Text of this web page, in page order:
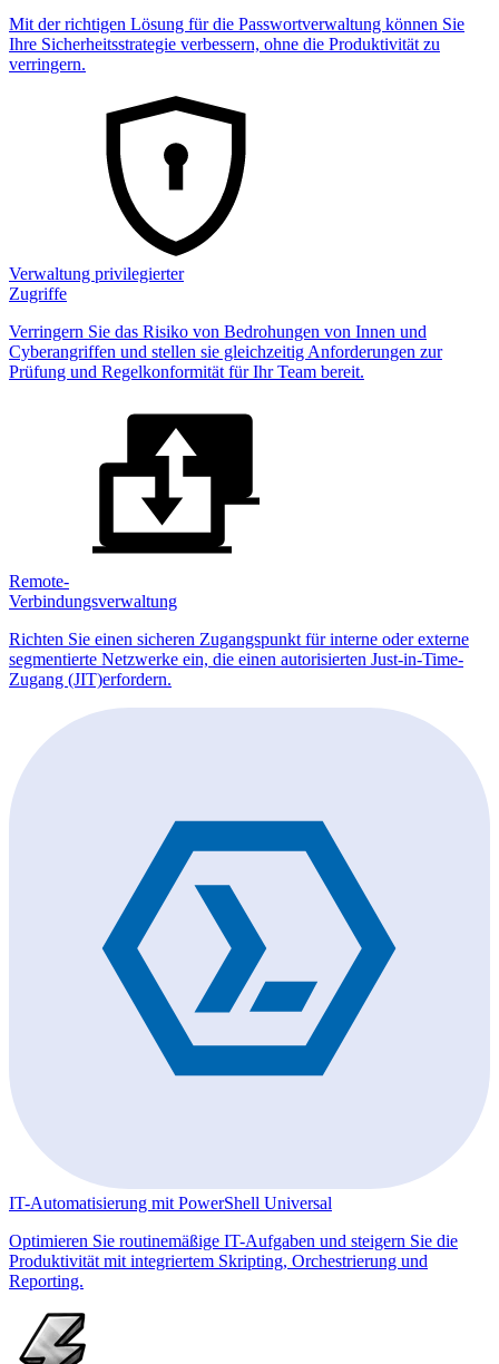
Mit der richtigen Lösung für die Passwortverwaltung können Sie
Ihre Sicherheitsstrategie verbessern, ohne die Produktivität zu
verringern.
Verwaltung privilegierter
Zugriffe
Verringern Sie das Risiko von Bedrohungen von Innen und
Cyberangriffen und stellen sie gleichzeitig Anforderungen zur
Prüfung und Regelkonformität für Ihr Team bereit.
Remote-
Verbindungsverwaltung
Richten Sie einen sicheren Zugangspunkt für interne oder externe
segmentierte Netzwerke ein, die einen autorisierten Just-in-Time-
Zugang (JIT)erfordern.
IT-Automatisierung mit PowerShell Universal
Optimieren Sie routinemäßige IT-Aufgaben und steigern Sie die
Produktivität mit integriertem Skripting, Orchestrierung und
Reporting.